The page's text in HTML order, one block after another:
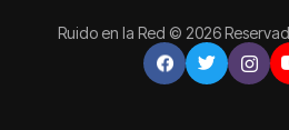
Ruido en la Red © 2026